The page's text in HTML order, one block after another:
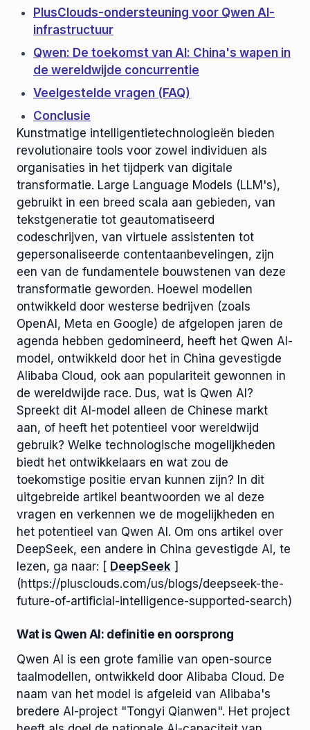
PlusClouds-ondersteuning voor Qwen AI-
infrastructuur
Qwen: De toekomst van AI: China's wapen in
de wereldwijde concurrentie
Veelgestelde vragen (FAQ)
Conclusie
Kunstmatige intelligentietechnologieën bieden
revolutionaire tools voor zowel individuen als
organisaties in het tijdperk van digitale
transformatie. Large Language Models (LLM's),
gebruikt in een breed scala aan gebieden, van
tekstgeneratie tot geautomatiseerd
codeschrijven, van virtuele assistenten tot
gepersonaliseerde contentaanbevelingen, zijn
een van de fundamentele bouwstenen van deze
transformatie geworden. Hoewel modellen
ontwikkeld door westerse bedrijven (zoals
OpenAI, Meta en Google) de afgelopen jaren de
agenda hebben gedomineerd, heeft het Qwen AI-
model, ontwikkeld door het in China gevestigde
Alibaba Cloud, ook aan populariteit gewonnen in
de wereldwijde race. Dus, wat is Qwen AI?
Spreekt dit AI-model alleen de Chinese markt
aan, of heeft het potentieel voor wereldwijd
gebruik? Welke technologische mogelijkheden
biedt het ontwikkelaars en wat zou de
toekomstige positie ervan kunnen zijn? In dit
uitgebreide artikel beantwoorden we al deze
vragen en verkennen we de mogelijkheden en
het potentieel van Qwen AI. Om ons artikel over
DeepSeek, een andere in China gevestigde AI, te
lezen, ga naar: [ DeepSeek ]
(https://plusclouds.com/us/blogs/deepseek-the-
future-of-artificial-intelligence-supported-search)
Wat is Qwen AI: definitie en oorsprong
Qwen AI is een grote familie van open-source
taalmodellen, ontwikkeld door Alibaba Cloud. De
naam van het model is afgeleid van Alibaba's
bredere AI-project "Tongyi Qianwen". Het project